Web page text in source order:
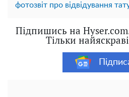
фотозвіт про відвідування
Підпишись на
Тільки